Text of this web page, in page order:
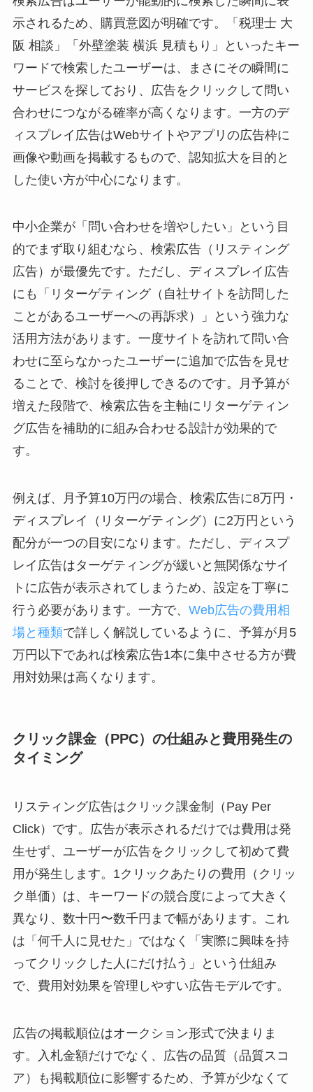
示されるため、購買意図が明確です。「税理士 大
阪 相談」「外壁塗装 横浜 見積もり」といったキー
ワードで検索したユーザーは、まさにその瞬間に
サービスを探しており、広告をクリックして問い
合わせにつながる確率が高くなります。一方のデ
ィスプレイ広告はWebサイトやアプリの広告枠に
画像や動画を掲載するもので、認知拡大を目的と
した使い方が中心になります。
中小企業が「問い合わせを増やしたい」という目
的でまず取り組むなら、検索広告（リスティング
広告）が最優先です。ただし、ディスプレイ広告
にも「リターゲティング（自社サイトを訪問した
ことがあるユーザーへの再訴求）」という強力な
活用方法があります。一度サイトを訪れて問い合
わせに至らなかったユーザーに追加で広告を見せ
ることで、検討を後押しできるのです。月予算が
増えた段階で、検索広告を主軸にリターゲティン
グ広告を補助的に組み合わせる設計が効果的で
す。
例えば、月予算10万円の場合、検索広告に8万円・
ディスプレイ（リターゲティング）に2万円という
配分が一つの目安になります。ただし、ディスプ
レイ広告はターゲティングが緩いと無関係なサイ
トに広告が表示されてしまうため、設定を丁寧に
行う必要があります。一方で、 Web広告の費用相
場と種類で詳しく解説しているように、予算が月5
万円以下であれば検索広告1本に集中させる方が費
用対効果は高くなります。
クリック課金（PPC）の仕組みと費用発生の
タイミング
リスティング広告はクリック課金制（Pay Per
Click）です。広告が表示されるだけでは費用は発
生せず、ユーザーが広告をクリックして初めて費
用が発生します。1クリックあたりの費用（クリッ
ク単価）は、キーワードの競合度によって大きく
異なり、数十円〜数千円まで幅があります。これ
は「何千人に見せた」ではなく「実際に興味を持
ってクリックした人にだけ払う」という仕組み
で、費用対効果を管理しやすい広告モデルです。
広告の掲載順位はオークション形式で決まりま
す。入札金額だけでなく、広告の品質（品質スコ
ア）も掲載順位に影響するため、予算が少なくて